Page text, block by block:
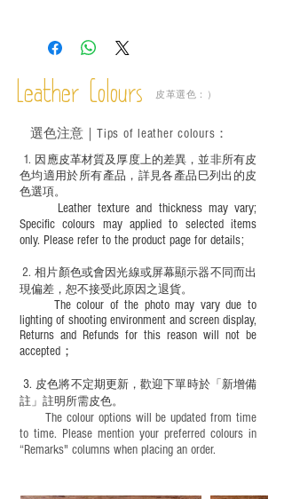
－ 此產品含有細小配件、尖銳物件，恕不
必須由成年人陪同下使用並應小心處理。
Leather Colours 皮革選色：）
1. ​ 因應皮革材質及厚度上的差異，並非所有皮
色均適用於所有產品，詳見各產品巳列出的皮
色選項。
Leather texture and thickness may vary;
Specific colours may applied to selected items
only. Please refer to the product page for details;
​2.相片顏色或會因光線或屏幕顯示器不同而出
現偏差，恕不接受此原因之退貨。
The colour of the photo may vary due to
lighting of shooting environment and screen display,
Returns and Refunds for this reason will not be
accepted；
3. 皮色將不定期更新，歡迎下單時於「新增備
註」註明 所需皮色。
The colour options will be updated from time
to time. Please mention your preferred colours in
“Remarks" columns when placing an order.
選色注意｜ Tips of leather colours ：